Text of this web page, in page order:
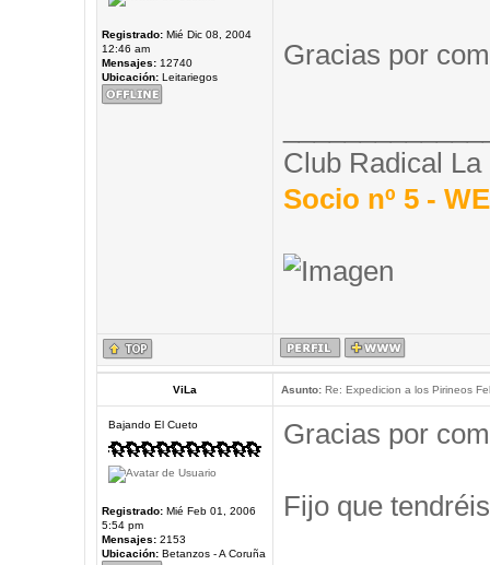
Registrado:Mié Dic 08, 2004
12:46 am
Mensajes:12740
Ubicación:Leitariegos
Gracias por
Club Radical La
Socio nº 5 -
ViLa Asunto:Re: Expedicion a los Pirineos
Bajando El Cueto
Registrado:Mié Feb 01, 2006
5:54 pm
Mensajes:2153
Ubicación:Betanzos - A Coruña
Gracias por
Fijo que